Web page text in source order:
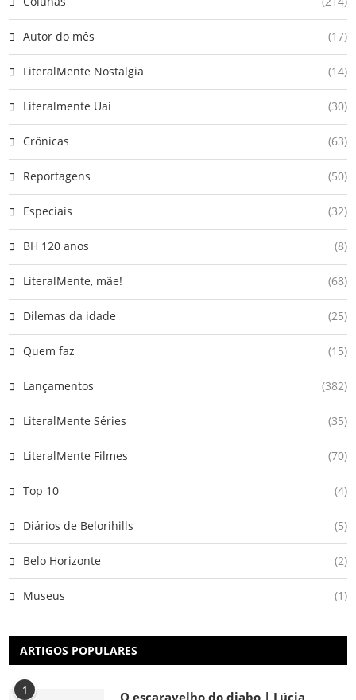
Autor do mês (17)
LiteralMente Nostalgia (14)
Literalmente Uai (30)
Crônicas (63)
Reportagens (50)
Especiais (32)
BH 120 anos (8)
LiteralMente, mãe! (68)
Dilemas da idade (25)
Quem faz (15)
Lançamentos (382)
LiteralMente Séries (35)
LiteralMente Filmes (70)
Top 10 (4)
Diários de Belorihills (5)
Belo Horizonte (2)
Museus (1)
ARTIGOS POPULARES
1